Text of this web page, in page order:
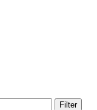
Filter